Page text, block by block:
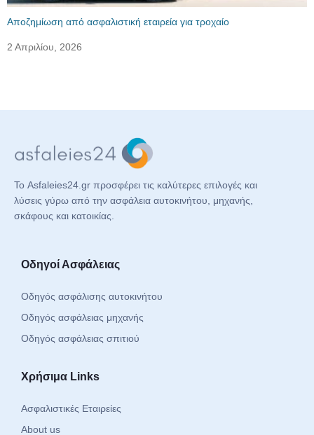
Αποζημίωση από ασφαλιστική εταιρεία για τροχαίο
2 Απριλίου, 2026
Το Asfaleies24.gr προσφέρει τις καλύτερες επιλογές και
λύσεις γύρω από την ασφάλεια αυτοκινήτου, μηχανής,
σκάφους και κατοικίας.
Οδηγοί Ασφάλειας
Οδηγός ασφάλισης αυτοκινήτου
Οδηγός ασφάλειας μηχανής
Οδηγός ασφάλειας σπιτιού
Χρήσιμα Links
Ασφαλιστικές Εταιρείες
About us